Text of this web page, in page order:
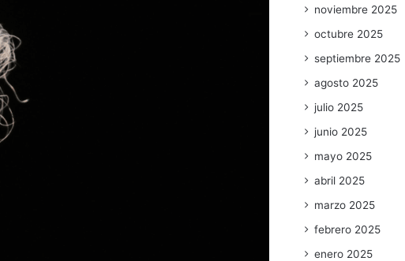
noviembre 2025
octubre 2025
septiembre 2025
agosto 2025
julio 2025
junio 2025
mayo 2025
abril 2025
marzo 2025
febrero 2025
enero 2025